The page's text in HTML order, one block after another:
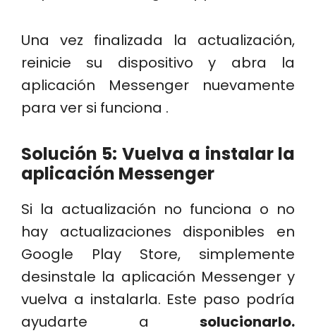
Una vez finalizada la actualización,
reinicie su dispositivo y abra la
aplicación Messenger nuevamente
para ver si funciona .
Solución 5: Vuelva a instalar la
aplicación Messenger
Si la actualización no funciona o no
hay actualizaciones disponibles en
Google Play Store, simplemente
desinstale la aplicación Messenger y
vuelva a instalarla. Este paso podría
ayudarte a solucionarlo.